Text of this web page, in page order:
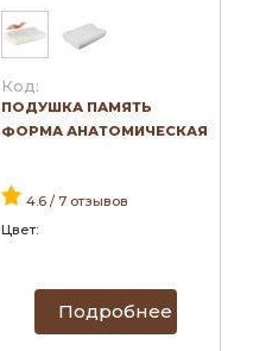
Код:
ПОДУШКА ПАМЯТЬ
ФОРМА АНАТОМИЧЕСКАЯ
4.6 / 7 отзывов
Цвет:
Подробнее